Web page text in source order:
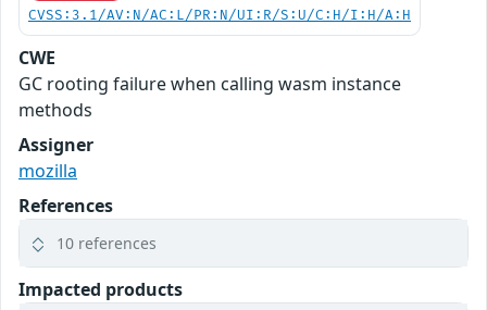
CVSS:3.1/AV:N/AC:L/PR:N/UI:R/S:U/C:H/I:H/A:H
CWE
GC rooting failure when calling wasm instance
methods
Assigner
mozilla
References
10 references
Impacted products